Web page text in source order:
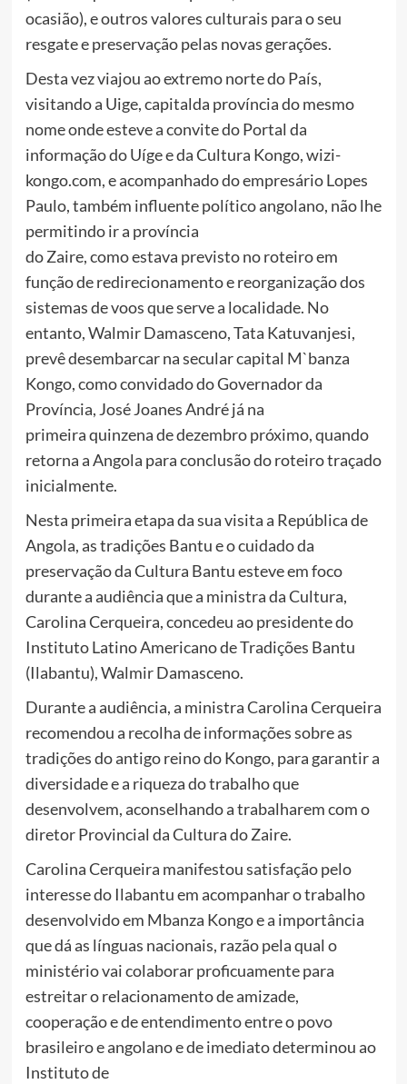
ocasião), e outros valores culturais para o seu
resgate e preservação pelas novas gerações.
Desta vez viajou ao extremo norte do País,
visitando a Uige, capitalda província do mesmo
nome onde esteve a convite do Portal da
informação do Uíge e da Cultura Kongo, wizi-
kongo.com, e acompanhado do empresário Lopes
Paulo, também influente político angolano, não lhe
permitindo ir a província
do Zaire, como estava previsto no roteiro em
função de redirecionamento e reorganização dos
sistemas de voos que serve a localidade. No
entanto, Walmir Damasceno, Tata Katuvanjesi,
prevê desembarcar na secular capital M`banza
Kongo, como convidado do Governador da
Província, José Joanes André já na
primeira quinzena de dezembro próximo, quando
retorna a Angola para conclusão do roteiro traçado
inicialmente.
Nesta primeira etapa da sua visita a República de
Angola, as tradições Bantu e o cuidado da
preservação da Cultura Bantu esteve em foco
durante a audiência que a ministra da Cultura,
Carolina Cerqueira, concedeu ao presidente do
Instituto Latino Americano de Tradições Bantu
(Ilabantu), Walmir Damasceno.
Durante a audiência, a ministra Carolina Cerqueira
recomendou a recolha de informações sobre as
tradições do antigo reino do Kongo, para garantir a
diversidade e a riqueza do trabalho que
desenvolvem, aconselhando a trabalharem com o
diretor Provincial da Cultura do Zaire.
Carolina Cerqueira manifestou satisfação pelo
interesse do Ilabantu em acompanhar o trabalho
desenvolvido em Mbanza Kongo e a importância
que dá as línguas nacionais, razão pela qual o
ministério vai colaborar proficuamente para
estreitar o relacionamento de amizade,
cooperação e de entendimento entre o povo
brasileiro e angolano e de imediato determinou ao
Instituto de